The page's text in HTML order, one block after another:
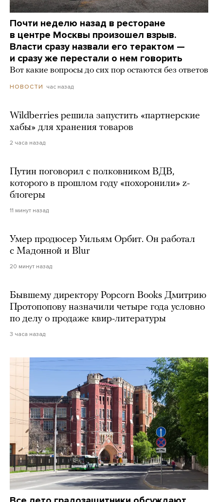
Почти неделю назад в ресторане
в центре Москвы произошел взрыв.
Власти сразу назвали его терактом —
и сразу же перестали о нем говорить
Вот какие вопросы до сих пор остаются без ответов
НОВОСТИ час назад
Wildberries решила запустить «партнерские
хабы» для хранения товаров
2 часа назад
Путин поговорил с полковником ВДВ,
которого в прошлом году «похоронили» z-
блогеры
11 минут назад
Умер продюсер Уильям Орбит. Он работал
с Мадонной и Blur
20 минут назад
Бывшему директору Popcorn Books Дмитрию
Протопопову назначили четыре года условно
по делу о продаже квир-литературы
3 часа назад